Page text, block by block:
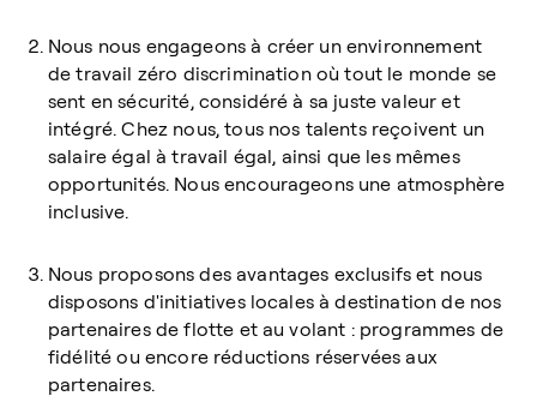
Nous nous engageons à créer un environnement
de travail zéro discrimination où tout le monde se
sent en sécurité, considéré à sa juste valeur et
intégré. Chez nous, tous nos talents reçoivent un
salaire égal à travail égal, ainsi que les mêmes
opportunités. Nous encourageons une atmosphère
inclusive.
Nous proposons des avantages exclusifs et nous
disposons d'initiatives locales à destination de nos
partenaires de flotte et au volant : programmes de
fidélité ou encore réductions réservées aux
partenaires.